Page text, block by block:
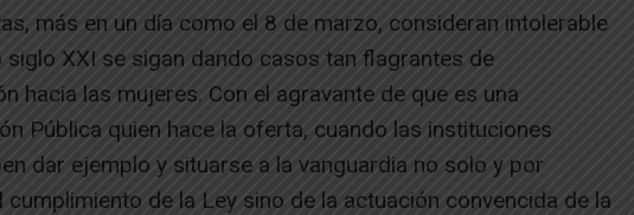
más en un día como el 8 de marzo, consideran intolerable
siglo XXI se sigan dando casos tan flagrantes de
hacia las mujeres. Con el agravante de que es una
Pública quien hace la oferta, cuando las instituciones
dar ejemplo y situarse a la vanguardia no solo y por
cumplimiento de la Ley sino de la actuación convencida de la